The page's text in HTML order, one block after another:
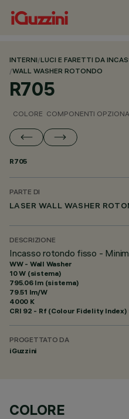
INTERNI/LUCI E FARETTI DA
/WALL WASHER ROTONDO
R705
COLORE COMPONENTI
R705
PARTE DI
LASER WALL WASHER
DESCRIZIONE
Incasso rotondo fisso -
WW - Wall Washer
10 W (sistema)
795.06 lm (sistema)
79.51 lm/W
4000 K
CRI 92 - Rf (Colour Fidelity Index)
PROGETTATO DA
iGuzzini
COLORE